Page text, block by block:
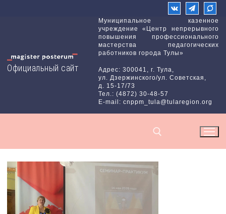
Официальный сайт
Муниципальное казенное
учреждение «Центр непрерывного
повышения профессионального
мастерства педагогических
работников города Тулы»
Адрес: 300041, г. Тула,
ул. Дзержинского/ул. Советская,
д. 15-17/73
Тел.: (4872) 30-48-57
E-mail: cnppm_tula@tularegion.org